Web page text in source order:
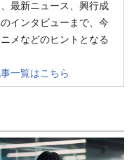
最新ニュース、興行成
インタビューまで、今
メなどのヒントとなる
一覧はこちら